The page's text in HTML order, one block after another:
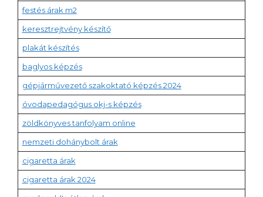
festés árak m2
keresztrejtvény készítő
plakát készítés
baglyos képzés
gépjárművezető szakoktató képzés 2024
óvodapedagógus okj-s képzés
zöldkönyves tanfolyam online
nemzeti dohánybolt árak
cigaretta árak
cigaretta árak 2024